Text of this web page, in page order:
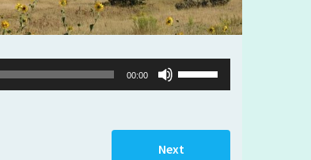
00:00
Use
Up/Down
to
Next